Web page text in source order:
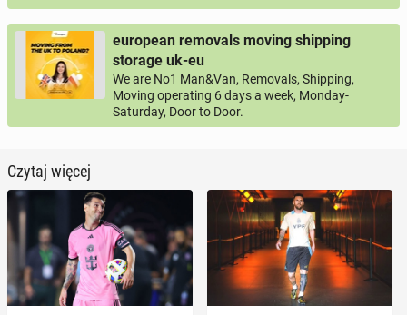
european removals moving shipping
storage uk-eu
We are No1 Man&Van, Removals, Shipping,
Moving operating 6 days a week, Monday-
Saturday, Door to Door.
Czytaj więcej